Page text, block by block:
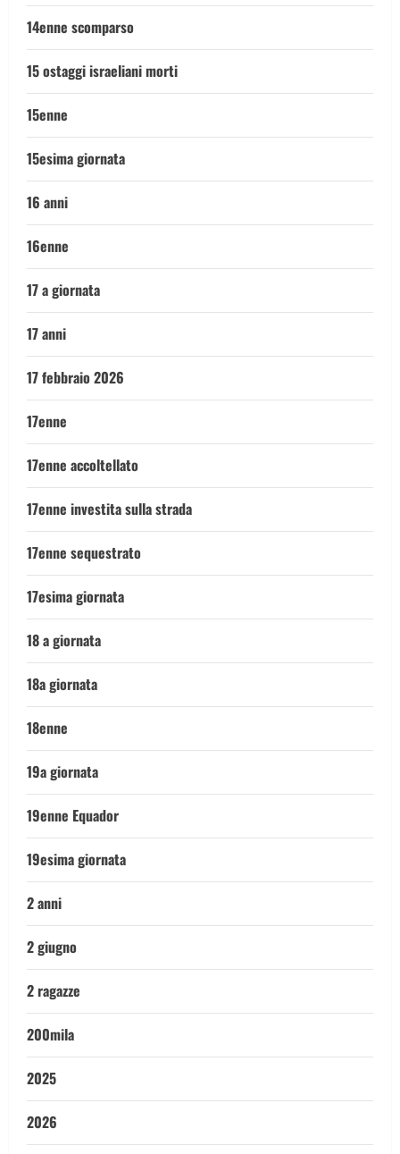
14enne scomparso
15 ostaggi israeliani morti
15enne
15esima giornata
16 anni
16enne
17 a giornata
17 anni
17 febbraio 2026
17enne
17enne accoltellato
17enne investita sulla strada
17enne sequestrato
17esima giornata
18 a giornata
18a giornata
18enne
19a giornata
19enne Equador
19esima giornata
2 anni
2 giugno
2 ragazze
200mila
2025
2026